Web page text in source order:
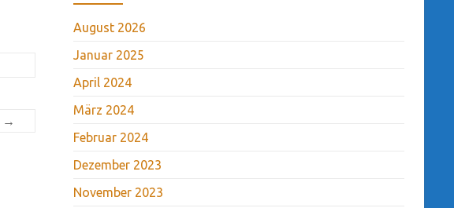
→
August 2026
Januar 2025
April 2024
März 2024
Februar 2024
Dezember 2023
November 2023